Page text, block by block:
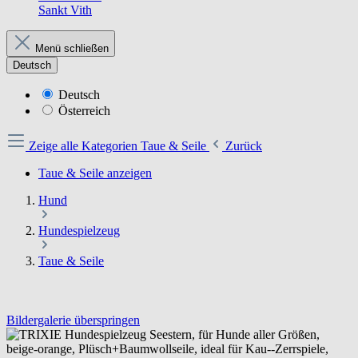
Sankt Vith
Menü schließen
Deutsch
Deutsch
Österreich
Zeige alle Kategorien Taue & Seile
Zurück
Taue & Seile anzeigen
Hund
Hundespielzeug
Taue & Seile
Bildergalerie überspringen